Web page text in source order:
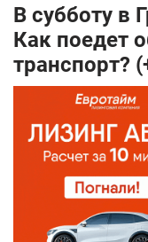
В субботу в
Как поедет
транспорт?